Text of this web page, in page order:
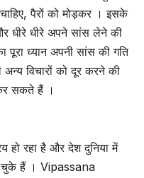
पैरों को मोड़कर । इसके
धीरे धीरे अपने सांस लेने की
ध्यान अपनी सांस की गति
विचारों को दूर करने की
सकते हैं ।
हो रहा है और देश दुनिया में
चुके हैं । Vipassana